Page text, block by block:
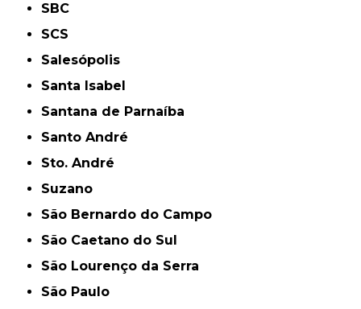
SBC
SCS
Salesópolis
Santa Isabel
Santana de Parnaíba
Santo André
Sto. André
Suzano
São Bernardo do Campo
São Caetano do Sul
São Lourenço da Serra
São Paulo